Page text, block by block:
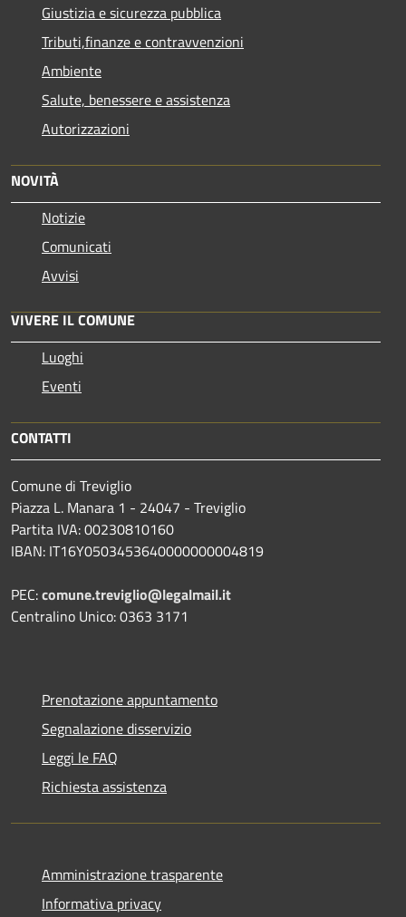
Giustizia e sicurezza pubblica
Tributi,finanze e contravvenzioni
Ambiente
Salute, benessere e assistenza
Autorizzazioni
NOVITÀ
Notizie
Comunicati
Avvisi
VIVERE IL COMUNE
Luoghi
Eventi
CONTATTI
Comune di Treviglio
Piazza L. Manara 1 - 24047 - Treviglio
Partita IVA: 00230810160
IBAN: IT16Y0503453640000000004819
PEC:comune.treviglio@legalmail.it
Centralino Unico: 0363 3171
Prenotazione appuntamento
Segnalazione disservizio
Leggi le FAQ
Richiesta assistenza
Amministrazione trasparente
Informativa privacy